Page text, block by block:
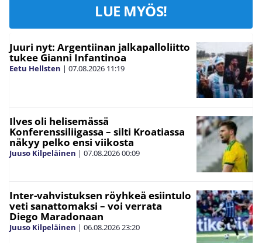
LUE MYÖS!
Juuri nyt: Argentiinan jalkapalloliitto
tukee Gianni Infantinoa
Eetu Hellsten | 07.08.2026 11:19
Ilves oli helisemässä
Konferenssiliigassa – silti Kroatiassa
näkyy pelko ensi viikosta
Juuso Kilpeläinen | 07.08.202600:09
Inter-vahvistuksen röyhkeä esiintulo
veti sanattomaksi – voi verrata
Diego Maradonaan
Juuso Kilpeläinen | 06.08.202623:20